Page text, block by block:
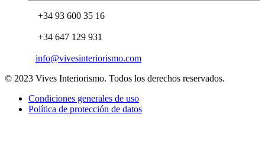
+34 93 600 35 16
+34 647 129 931
info@vivesinteriorismo.com
© 2023 Vives Interiorismo. Todos los derechos reservados.
Condiciones generales de uso
Política de protección de datos